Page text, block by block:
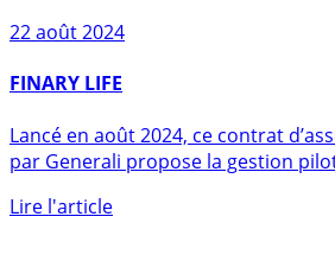
Sur le même sujet
22 août 2024
FINARY LIFE
Lancé en août 2024, ce contrat
par Generali propose la gestion